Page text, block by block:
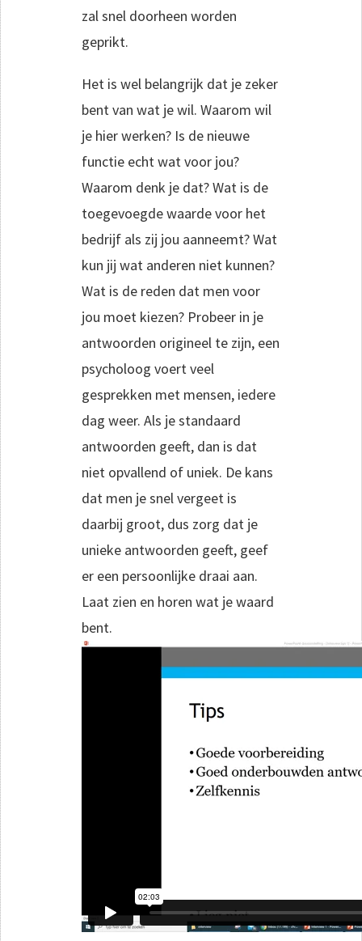
zal snel doorheen worden
geprikt.
Het is wel belangrijk dat je zeker
bent van wat je wil. Waarom wil
je hier werken? Is de nieuwe
functie echt wat voor jou?
Waarom denk je dat? Wat is de
toegevoegde waarde voor het
bedrijf als zij jou aanneemt? Wat
kun jij wat anderen niet kunnen?
Wat is de reden dat men voor
jou moet kiezen? Probeer in je
antwoorden origineel te zijn, een
psycholoog voert veel
gesprekken met mensen, iedere
dag weer. Als je standaard
antwoorden geeft, dan is dat
niet opvallend of uniek. De kans
dat men je snel vergeet is
daarbij groot, dus zorg dat je
unieke antwoorden geeft, geef
er een persoonlijke draai aan.
Laat zien en horen wat je waard
bent.